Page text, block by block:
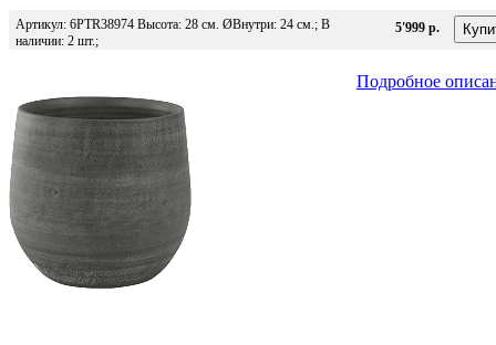
Артикул: 6PTR38974 Высота: 28 см. ØВнутри: 24 см.; В
наличии: 2 шт.;
5'999 р.
Подробное